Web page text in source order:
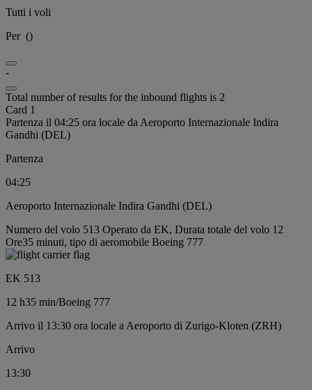
Tutti i voli
Per ()
-
Total number of results for the inbound flights is 2
Card 1
Partenza il 04:25 ora locale da Aeroporto Internazionale Indira
Gandhi (DEL)
Partenza
04:25
Aeroporto Internazionale Indira Gandhi (DEL)
Numero del volo 513 Operato da EK, Durata totale del volo 12
Ore35 minuti, tipo di aeromobile Boeing 777
EK 513
12 h35 min/Boeing 777
Arrivo il 13:30 ora locale a Aeroporto di Zurigo-Kloten (ZRH)
Arrivo
13:30